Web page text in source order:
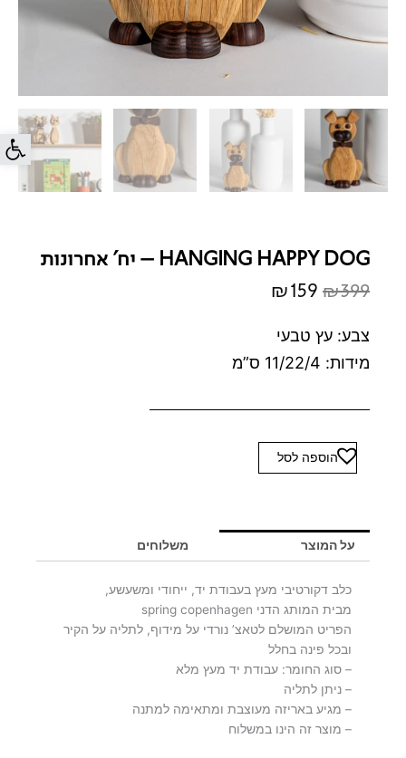
פתח
HANGING HAPPY DOG – יח' אחרונות
₪399
המקורי
היה:
₪399.
₪159
₪159.
צבע: עץ טבעי
מידות: 11/22/4 ס”מ
כמות
של
DOG
אחרונות
הוספה לסל
על המוצר משלוחים
כלב דקורטיבי מעץ בעבודת יד, ייחודי ומשעשע,
מבית המותג הדני spring copenhagen
הפריט המושלם לטאצ’ נורדי על מידוף, לתליה על הקיר
ובכל פינה בחלל
– סוג החומר: עבודת יד מעץ מלא
– ניתן לתליה
– מגיע באריזה מעוצבת ומתאימה למתנה
– מוצר זה הינו במשלוח